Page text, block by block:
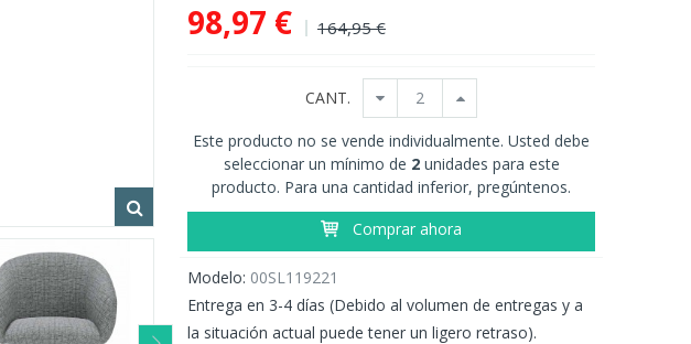
98,97 € 164,95 €
CANT.
Este producto no se vende individualmente. Usted debe
seleccionar un mínimo de 2unidades para este
producto. Para una cantidad inferior, pregúntenos.
Comprar ahora
Modelo: 00SL119221
Entrega en 3-4 días (Debido al volumen de entregas y a
la situación actual puede tener un ligero retraso).